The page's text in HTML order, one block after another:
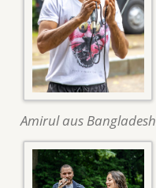
Amirul aus Bangladesh